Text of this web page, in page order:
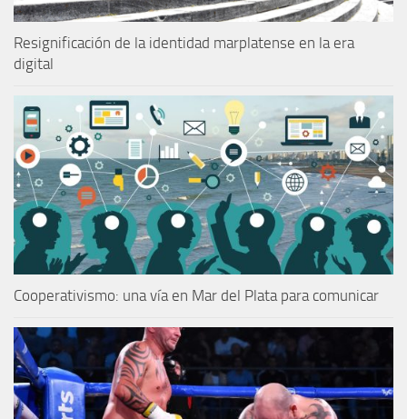
Resignificación de la identidad marplatense en la era
digital
Cooperativismo: una vía en Mar del Plata para comunicar